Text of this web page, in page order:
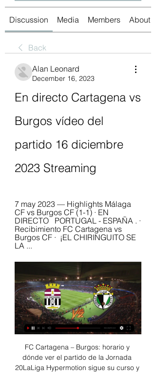
Discussion Media Members About
Back
Alan Leonard
December 16, 2023
En directo Cartagena vs
Burgos vídeo del
partido 16 diciembre
2023 Streaming
7 may 2023 — Highlights Málaga
CF vs Burgos CF (1-1) · EN
DIRECTO   PORTUGAL - ESPAÑA . ·
Recibimiento FC Cartagena vs
Burgos CF · ️ ¡EL CHIRINGUITO SE
LA ...
FC Cartagena – Burgos: horario y
dónde ver el partido de la Jornada
20LaLiga Hypermotion sigue su curso y